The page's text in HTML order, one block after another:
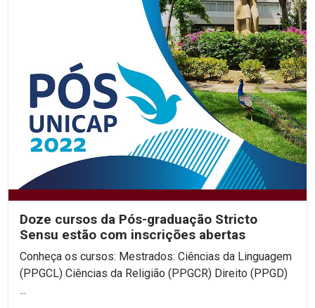
Doze cursos da Pós-graduação Stricto
Sensu estão com inscrições abertas
Conheça os cursos: Mestrados: Ciências da Linguagem
(PPGCL) Ciências da Religião (PPGCR) Direito (PPGD)
...